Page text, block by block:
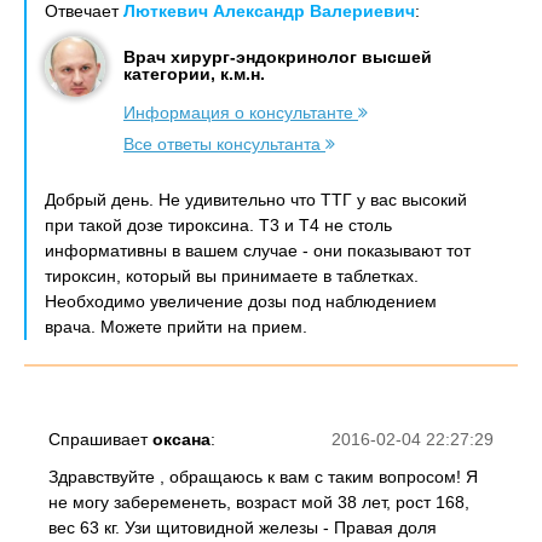
ОтвечаетЛюткевич Александр Валериевич:
Врач хирург-эндокринолог высшей
категории, к.м.н.
Информация о консультанте
Все ответы консультанта
Добрый день. Не удивительно что ТТГ у вас высокий
при такой дозе тироксина. Т3 и Т4 не столь
информативны в вашем случае - они показывают тот
тироксин, который вы принимаете в таблетках.
Необходимо увеличение дозы под наблюдением
врача. Можете прийти на прием.
2016-02-04 22:27:29
Спрашиваетоксана:
Здравствуйте , обращаюсь к вам с таким вопросом! Я
не могу забеременеть, возраст мой 38 лет, рост 168,
вес 63 кг. Узи щитовидной железы - Правая доля